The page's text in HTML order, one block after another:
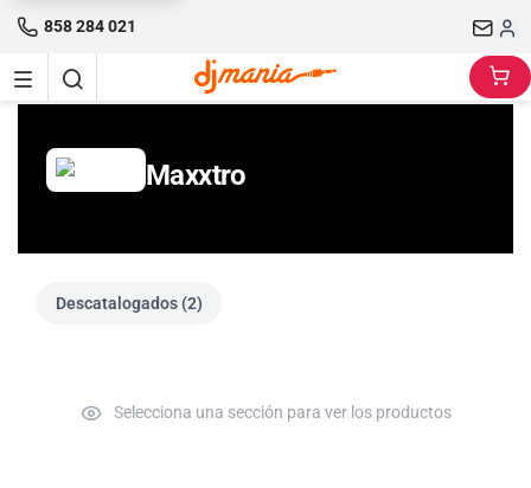
858 284 021
Maxxtro
Descatalogados (2)
Selecciona una sección para ver los productos